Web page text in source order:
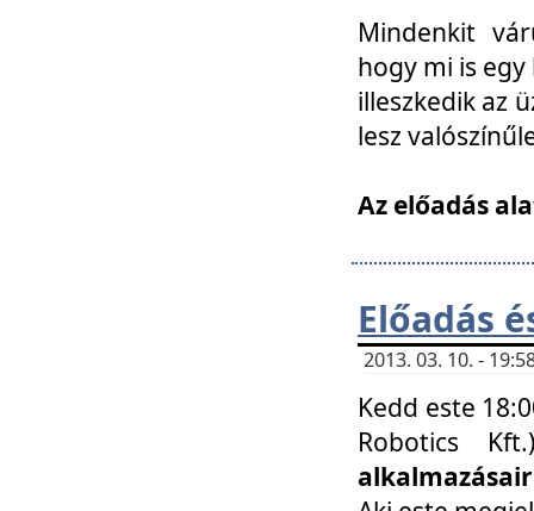
Mindenkit
hogy mi is
illeszkedik az
lesz
Az előadás
Előadás
2013. 03. 10. -
Kedd este
Robotics